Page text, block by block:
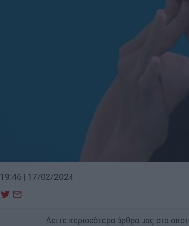
19:46 | 17/02/2024
Δείτε περισσότερα άρθρα μας στα